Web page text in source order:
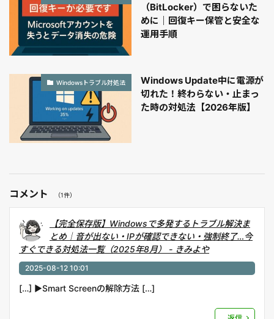
（BitLocker）で困らないた
めに｜回復キー保管と安全な
運用手順
Windowsトラブル対処法
Windows Update中に電源が
切れた！終わらない・止まっ
た時の対処法【2026年版】
コメント （1件）
【完全保存版】Windowsで多発するトラブル解決ま
とめ｜音が出ない・IPが確認できない・強制終了…今
すぐできる対処法一覧（2025年8月） - きみよや
2025-08-12 10:01
[…] ▶︎Smart Screenの解除方法 […]